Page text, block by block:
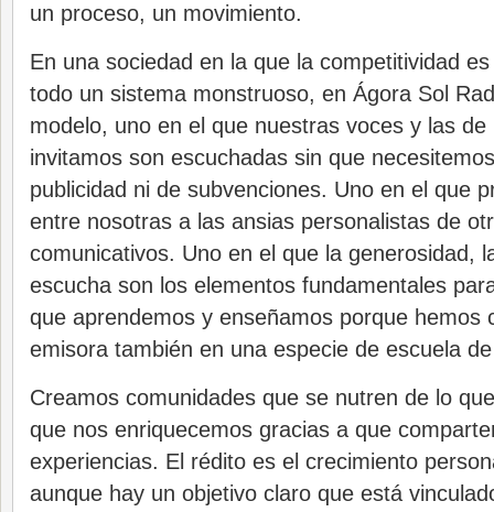
un proceso, un movimiento.
En una sociedad en la que la competitividad
todo un sistema monstruoso, en Ágora Sol
modelo, uno en el que nuestras voces y las
invitamos son escuchadas sin que
publicidad ni de subvenciones. Uno en el que
entre nosotras a las ansias personalistas de
comunicativos. Uno en el que la generosidad,
escucha son los elementos fundamentales
que aprendemos y enseñamos porque hemos
emisora también en una especie de escuela
Creamos comunidades que se nutren de lo
que nos enriquecemos gracias a que
experiencias. El rédito es el crecimiento
aunque hay un objetivo claro que está